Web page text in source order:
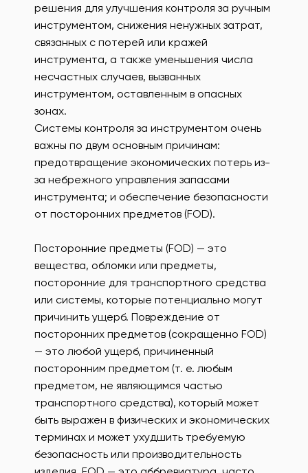
решения для улучшения контроля за ручным
инструментом, снижения ненужных затрат,
связанных с потерей или кражей
инструмента, а также уменьшения числа
несчастных случаев, вызванных
инструментом, оставленным в опасных
зонах.
Системы контроля за инструментом очень
важны по двум основным причинам:
предотвращение экономических потерь из-
за небрежного управления запасами
инструмента; и обеспечение безопасности
от посторонних предметов (FOD).
Посторонние предметы (FOD) — это
вещества, обломки или предметы,
посторонние для транспортного средства
или системы, которые потенциально могут
причинить ущерб. Повреждение от
посторонних предметов (сокращенно FOD)
— это любой ущерб, причиненный
посторонним предметом (т. е. любым
предметом, не являющимся частью
транспортного средства), который может
быть выражен в физических и экономических
терминах и может ухудшить требуемую
безопасность или производительность